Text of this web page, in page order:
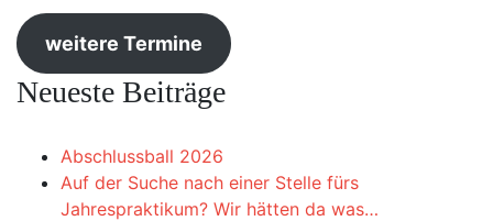
weitere Termine
Neueste Beiträge
Abschlussball 2026
Auf der Suche nach einer Stelle fürs
Jahrespraktikum? Wir hätten da was…